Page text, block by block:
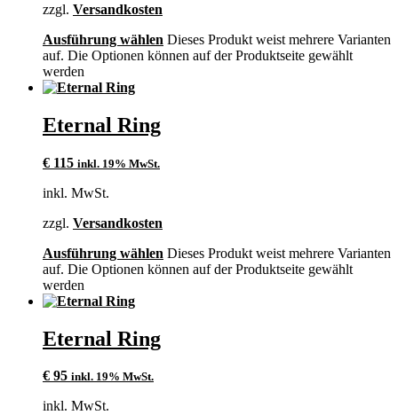
zzgl. Versandkosten
Ausführung wählen Dieses Produkt weist mehrere Varianten
auf. Die Optionen können auf der Produktseite gewählt
werden
Eternal Ring
€ 115 inkl. 19% MwSt.
inkl. MwSt.
zzgl. Versandkosten
Ausführung wählen Dieses Produkt weist mehrere Varianten
auf. Die Optionen können auf der Produktseite gewählt
werden
Eternal Ring
€ 95 inkl. 19% MwSt.
inkl. MwSt.